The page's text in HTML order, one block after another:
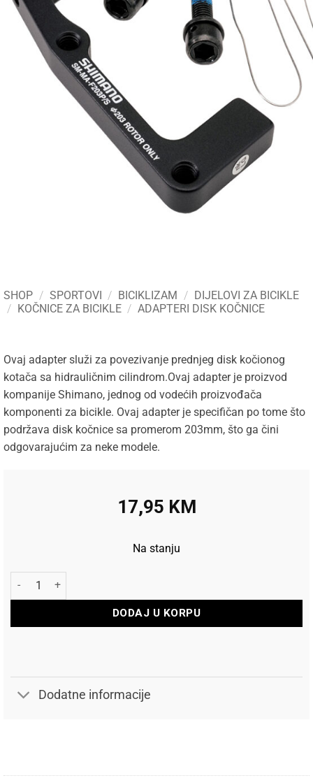
SHOP / SPORTOVI / BICIKLIZAM / DIJELOVI ZA BICIKLE
/ KOČNICE ZA BICIKLE / ADAPTERI DISK KOČNICE
Ovaj adapter služi za povezivanje prednjeg disk kočionog
kotača sa hidrauličnim cilindrom.Ovaj adapter je proizvod
kompanije Shimano, jednog od vodećih proizvođača
komponenti za bicikle. Ovaj adapter je specifičan po tome što
podržava disk kočnice sa promerom 203mm, što ga čini
odgovarajućim za neke modele.
17,95 KM
Na stanju
Shimano adapter za disk kočnice prednji P/S 203mm količina
DODAJ U KORPU
Dodatne informacije